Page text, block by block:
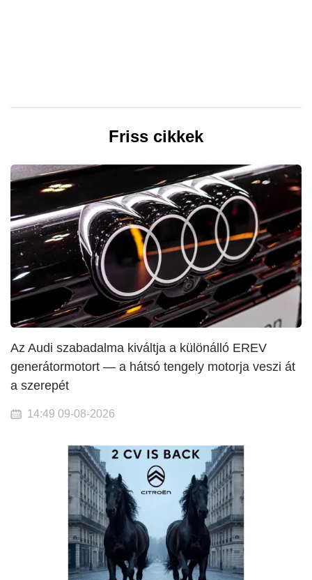
Friss cikkek
Az Audi szabadalma kiváltja a különálló EREV
generátormotort — a hátsó tengely motorja veszi át
a szerepét
14:49 09-08-2026